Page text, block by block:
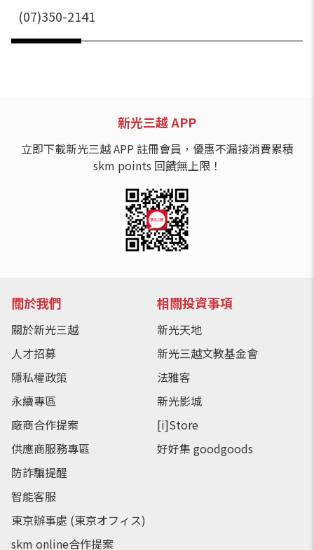
(07)350-2141
新光三越 APP
立即下載新光三越 APP 註冊會員，優惠不漏接消費累積
skm points 回饋無上限！
關於我們
關於新光三越
人才招募
隱私權政策
永續專區
廠商合作提案
供應商服務專區
防詐騙提醒
智能客服
東京辦事處 (東京オフィス)
skm online合作提案
相關投資事項
新光天地
新光三越文教基金會
法雅客
新光影城
[i]Store
好好集 goodgoods